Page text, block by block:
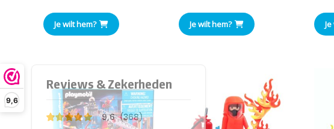
9,6
Je wilt hem? Je wilt hem?